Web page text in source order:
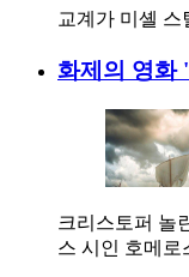
교계가 미셸
화제의 영화
크리스토퍼 놀
스 시인 호메